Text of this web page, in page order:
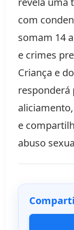
com
somam 14
e crimes
Criança e
responderá
e
abuso